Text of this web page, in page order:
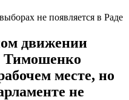
не появляется в Раде
движении
Тимошенко
месте, но
не